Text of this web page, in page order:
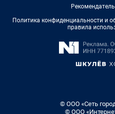
Политика конфиденциальности и
правила
© ООО «Сеть
© ООО